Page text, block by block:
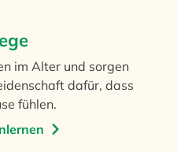
im Alter und sorgen
dafür, dass
fühlen.